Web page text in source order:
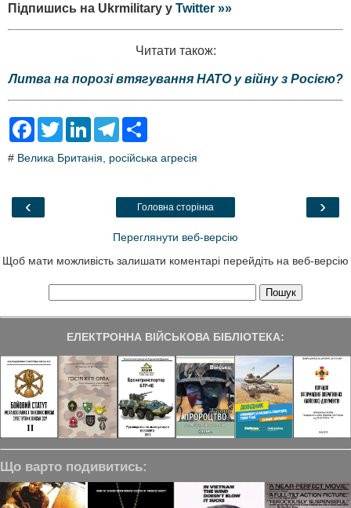
Підпишись на Ukrmilitary у Twitter »»
Читати також:
Литва на порозі втягування НАТО у війну з Росією?
F
e
o
T
t
L
k
T
e
a
r
# Велика Британія російська агресія
‹ ›
Головна сторінка
Переглянути веб-версію
Щоб мати можливість залишати коментарі перейдіть на веб-версію
ЕЛЕКТРОННА ВІЙСЬКОВА БІБЛІОТЕКА:
Що варто подивитись: